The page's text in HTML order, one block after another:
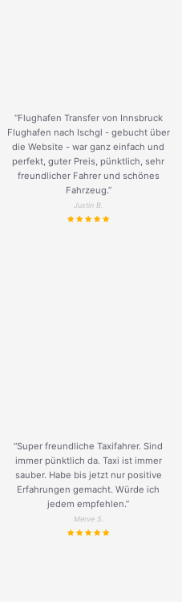
“Flughafen Transfer von Innsbruck
Flughafen nach Ischgl - gebucht über
die Website - war ganz einfach und
perfekt, guter Preis, pünktlich, sehr
freundlicher Fahrer und schönes
Fahrzeug.”
Justin B.
“Super freundliche Taxifahrer. Sind
immer pünktlich da. Taxi ist immer
sauber. Habe bis jetzt nur positive
Erfahrungen gemacht. Würde ich
jedem empfehlen.”
Merve S.